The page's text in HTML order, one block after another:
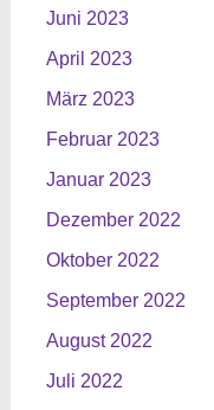
Juni 2023
April 2023
März 2023
Februar 2023
Januar 2023
Dezember 2022
Oktober 2022
September 2022
August 2022
Juli 2022